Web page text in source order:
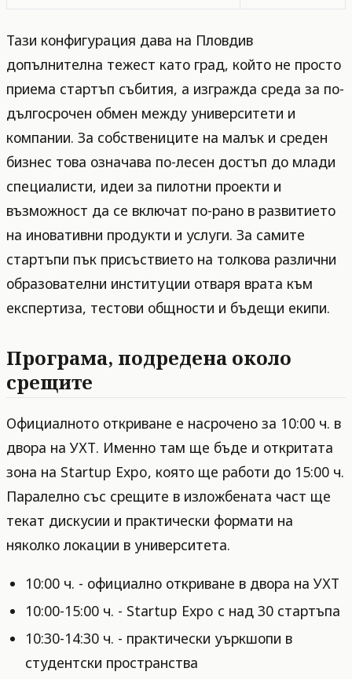
Тази конфигурация дава на Пловдив
допълнителна тежест като град, който не просто
приема стартъп събития, а изгражда среда за по-
дългосрочен обмен между университети и
компании. За собствениците на малък и среден
бизнес това означава по-лесен достъп до млади
специалисти, идеи за пилотни проекти и
възможност да се включат по-рано в развитието
на иновативни продукти и услуги. За самите
стартъпи пък присъствието на толкова различни
образователни институции отваря врата към
експертиза, тестови общности и бъдещи екипи.
Програма, подредена около
срещите
Официалното откриване е насрочено за 10:00 ч. в
двора на УХТ. Именно там ще бъде и откритата
зона на Startup Expo, която ще работи до 15:00 ч.
Паралелно със срещите в изложбената част ще
текат дискусии и практически формати на
няколко локации в университета.
10:00 ч. - официално откриване в двора на УХТ
10:00-15:00 ч. - Startup Expo с над 30 стартъпа
10:30-14:30 ч. - практически уъркшопи в
студентски пространства